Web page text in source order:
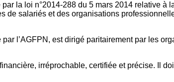
la loi n°2014-288 du 5 mars 2014 relative
salariés et des organisations
l’AGFPN, est dirigé paritairement par les
irréprochable, certifiée et précise. Il